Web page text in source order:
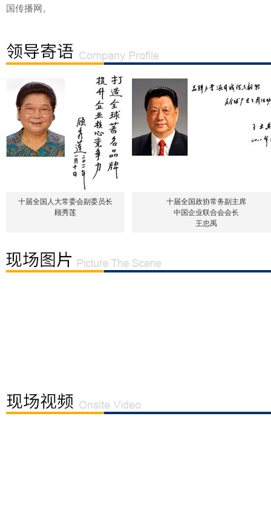
国传播网。
十届全国人大常委会副委员长
顾秀莲
十届全国政协常务副主席
中国企业联合会会长
王忠禹